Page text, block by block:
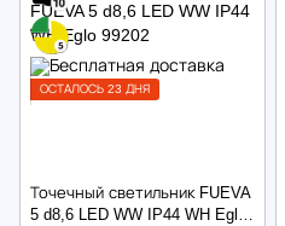
ОСТАЛОСЬ 23 ДНЯ
Точечный светильник FUEVA
5 d8,6 LED WW IP44 WH Eglo